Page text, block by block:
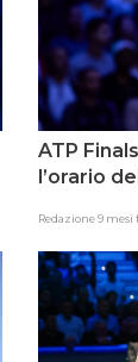
ATP
l’orario
Redazione9 mesi